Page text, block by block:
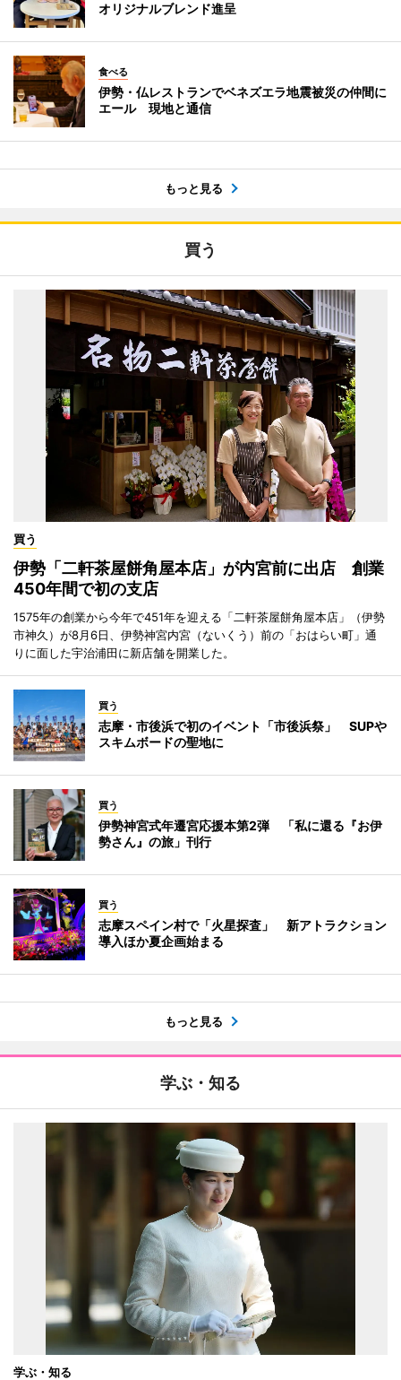
オリジナルブレンド進呈
食べる
伊勢・仏レストランでベネズエラ地震被災の仲間に
エール 現地と通信
もっと見る
買う
買う
伊勢「二軒茶屋餅角屋本店」が内宮前に出店 創業
450年間で初の支店
1575年の創業から今年で451年を迎える「二軒茶屋餅角屋本店」（伊勢
市神久）が8月6日、伊勢神宮内宮（ないくう）前の「おはらい町」通
りに面した宇治浦田に新店舗を開業した。
買う
志摩・市後浜で初のイベント「市後浜祭」 SUPや
スキムボードの聖地に
買う
伊勢神宮式年遷宮応援本第2弾 「私に還る『お伊
勢さん』の旅」刊行
買う
志摩スペイン村で「火星探査」 新アトラクション
導入ほか夏企画始まる
もっと見る
学ぶ・知る
学ぶ・知る